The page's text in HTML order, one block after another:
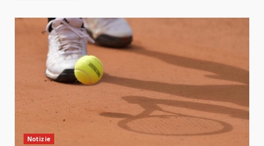
Notizie